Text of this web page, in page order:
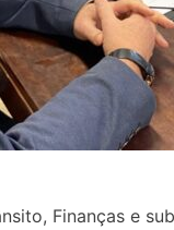
Finanças e